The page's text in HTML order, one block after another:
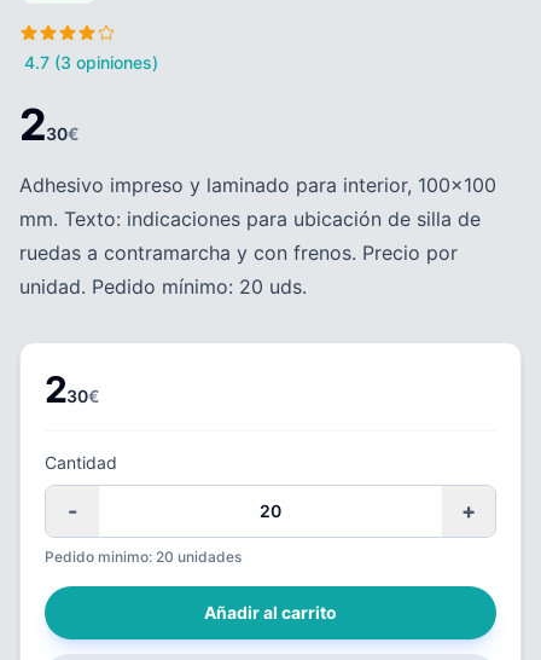
4.7 (3 opiniones)
230€
Adhesivo impreso y laminado para interior, 100×100
mm. Texto: indicaciones para ubicación de silla de
ruedas a contramarcha y con frenos. Precio por
unidad. Pedido mínimo: 20 uds.
230€
Cantidad
- +
Pedido minimo: 20 unidades
Añadir al carrito